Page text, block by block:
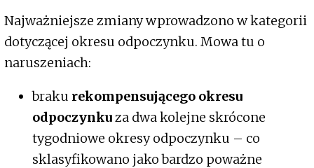
Najważniejsze zmiany wprowadzono w kategorii
dotyczącej okresu odpoczynku. Mowa tu o
naruszeniach:
braku rekompensującego okresu
odpoczynkuza dwa kolejne skrócone
tygodniowe okresy odpoczynku – co
sklasyfikowano jako bardzo poważne